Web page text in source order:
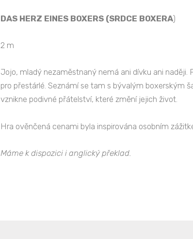
DAS HERZ EINES BOXERS (SRDCE BOXERA)
2 m
Jojo, mladý nezaměstnaný nemá ani dívku ani
pro přestárlé. Seznámí se tam s bývalým boxerským
vznikne podivné přátelství, které změní jejich život.
Hra ověnčená cenami byla inspirována osobním
Máme k dispozici i anglický překlad.